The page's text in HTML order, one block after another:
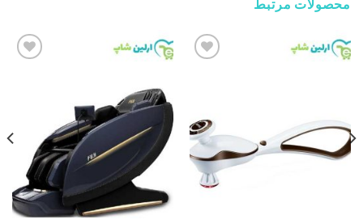
محصولات مرتبط